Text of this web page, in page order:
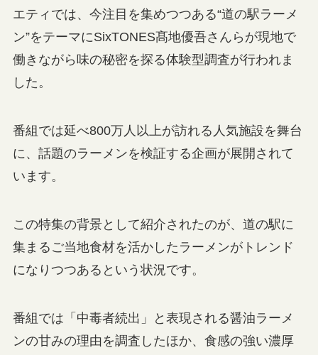
エティでは、今注目を集めつつある“道の駅ラーメ
ン”をテーマにSixTONES髙地優吾さんらが現地で
働きながら味の秘密を探る体験型調査が行われま
した。
番組では延べ800万人以上が訪れる人気施設を舞台
に、話題のラーメンを検証する企画が展開されて
います。
この特集の背景として紹介されたのが、道の駅に
集まるご当地食材を活かしたラーメンがトレンド
になりつつあるという状況です。
番組では「中毒者続出」と表現される醤油ラーメ
ンの甘みの理由を調査したほか、食感の強い濃厚